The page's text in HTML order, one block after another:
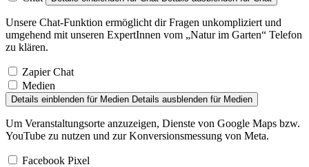
Unsere Chat-Funktion ermöglicht dir Fragen unkompliziert und
umgehend mit unseren ExpertInnen vom „Natur im Garten“ Telefon
zu klären.
Zapier Chat
Medien
Details einblenden für Medien Details ausblenden für Medien
Um Veranstaltungsorte anzuzeigen, Dienste von Google Maps bzw.
YouTube zu nutzen und zur Konversionsmessung von Meta.
Facebook Pixel